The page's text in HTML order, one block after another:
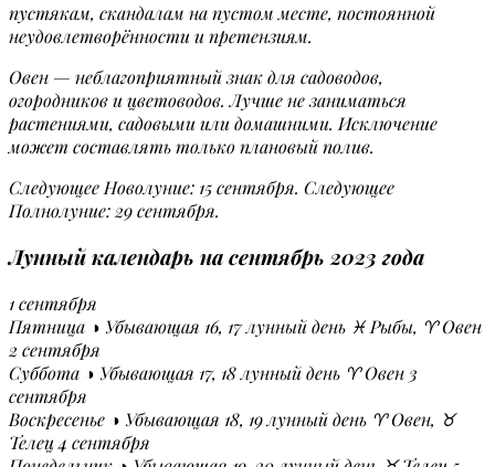
пустякам, скандалам на пустом месте, постоянной
неудовлетворённости и претензиям.
Овен — неблагоприятный знак для садоводов,
огородников и цветоводов. Лучше не заниматься
растениями, садовыми или домашними. Исключение
может составлять только плановый полив.
Cледующее Новолуние: 15 сентября. Cледующее
Полнолуние: 29 сентября.
Лунный календарь на сентябрь 2023 года
1 сентября
Пятница ◑ Убывающая 16, 17 лунный день ♓ Рыбы, ♈ Овен
2 сентября
Суббота ◑ Убывающая 17, 18 лунный день ♈ Овен 3
сентября
Воскресенье ◑ Убывающая 18, 19 лунный день ♈ Овен, ♉
Телец 4 сентября